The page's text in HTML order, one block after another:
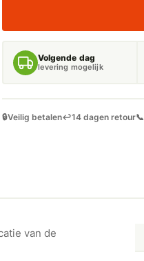
AANTAL
Volgende dag
levering mogelijk
🔒Veilig betalen↩️14 dagen retour📞
van de